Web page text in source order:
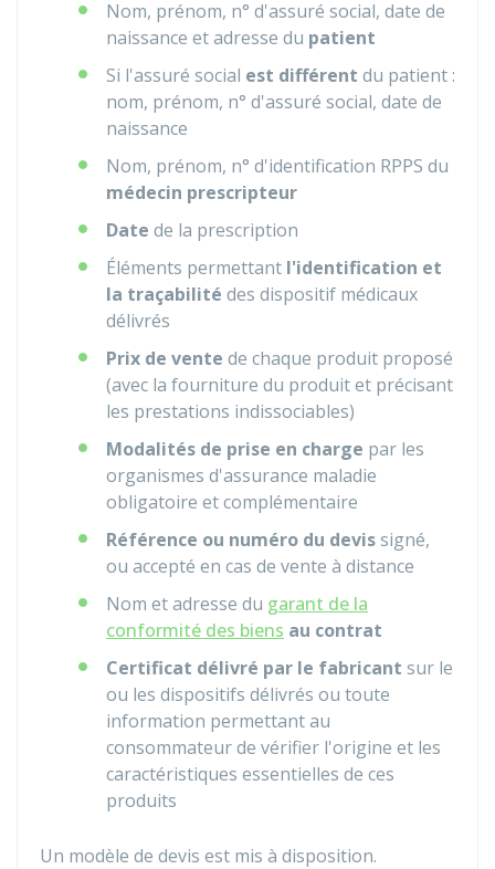
Nom, prénom, n° d'assuré social, date de
naissance et adresse du patient
Si l'assuré social est différent du patient :
nom, prénom, n° d'assuré social, date de
naissance
Nom, prénom, n° d'identification RPPS du
médecin prescripteur
Date de la prescription
Éléments permettant l'identification et
la traçabilité des dispositif médicaux
délivrés
Prix de vente de chaque produit proposé
(avec la fourniture du produit et précisant
les prestations indissociables)
Modalités de prise en charge par les
organismes d'assurance maladie
obligatoire et complémentaire
Référence ou numéro du devissigné,
ou accepté en cas de vente à distance
Nom et adresse du garant de la
conformité des biens au contrat
Certificat délivré par le fabricant sur le
ou les dispositifs délivrés ou toute
information permettant au
consommateur de vérifier l'origine et les
caractéristiques essentielles de ces
produits
Un modèle de devis est mis à disposition.